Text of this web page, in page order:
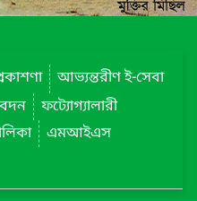
আভ্যন্তরীণ ই-সেবা
ফট্যোগ্যালারী
এমআইএস